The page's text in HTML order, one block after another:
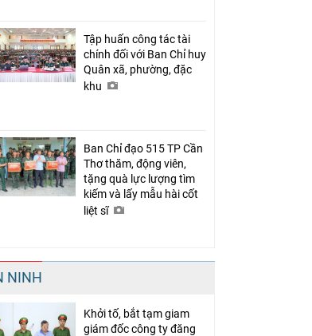
Tập huấn công tác tài
chính đối với Ban Chỉ huy
Quân xã, phường, đặc
khu
Ban Chỉ đạo 515 TP Cần
Thơ thăm, động viên,
tặng quà lực lượng tìm
kiếm và lấy mẫu hài cốt
liệt sĩ
NINH
Khởi tố, bắt tạm giam
giám đốc công ty đăng